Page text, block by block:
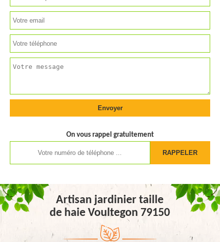
On vous rappel gratuitement
Artisan jardinier taille
de haie Voultegon 79150